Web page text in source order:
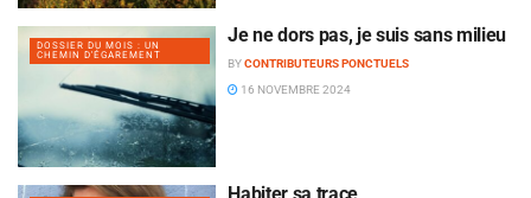
DOSSIER DU MOIS : UN
CHEMIN D'ÉGAREMENT
Je ne dors pas, je suis sans milieu
BYCONTRIBUTEURS PONCTUELS
16 NOVEMBRE 2024